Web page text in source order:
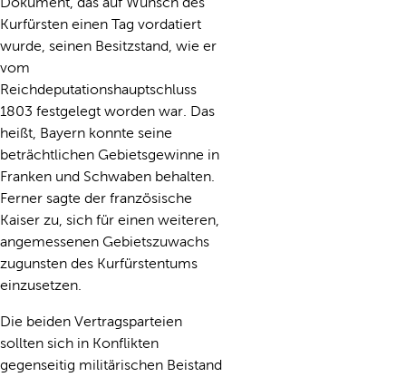
Kurfürsten einen Tag vordatiert
wurde, seinen Besitzstand, wie er
vom
Reichdeputationshauptschluss
1803 festgelegt worden war. Das
heißt, Bayern konnte seine
beträchtlichen Gebietsgewinne in
Franken und Schwaben behalten.
Ferner sagte der französische
Kaiser zu, sich für einen weiteren,
angemessenen Gebietszuwachs
zugunsten des Kurfürstentums
einzusetzen.
Die beiden Vertragsparteien
sollten sich in Konflikten
gegenseitig militärischen Beistand